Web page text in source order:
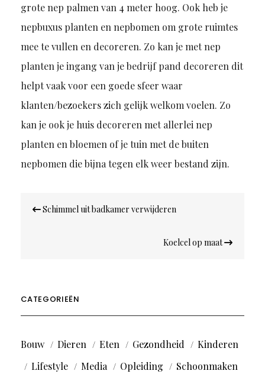
grote nep palmen van 4 meter hoog. Ook heb je
nepbuxus planten en nepbomen om grote ruimtes
mee te vullen en decoreren. Zo kan je met nep
planten je ingang van je bedrijf pand decoreren dit
helpt vaak voor een goede sfeer waar
klanten/bezoekers zich gelijk welkom voelen. Zo
kan je ook je huis decoreren met allerlei nep
planten en bloemen of je tuin met de buiten
nepbomen die bijna tegen elk weer bestand zijn.
navigatie
Schimmel uit badkamer verwijderen
Koelcel op maat
CATEGORIEËN
Bouw Dieren Eten Gezondheid
Kinderen
Lifestyle
Media Opleiding Schoonmaken